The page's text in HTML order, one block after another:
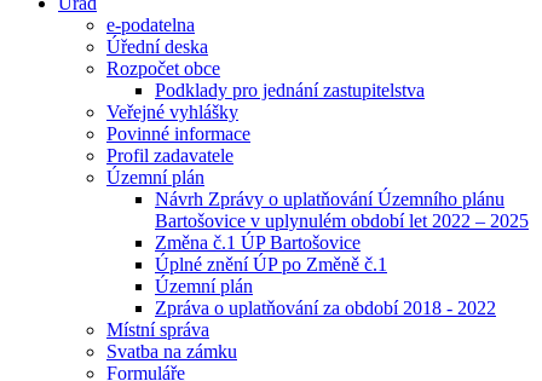
e-podatelna
Úřední deska
Rozpočet obce
Podklady pro jednání zastupitelstva
Veřejné vyhlášky
Povinné informace
Profil zadavatele
Územní plán
Návrh Zprávy o uplatňování Územního plánu
Bartošovice v uplynulém období let 2022 – 2025
Změna č.1 ÚP Bartošovice
Úplné znění ÚP po Změně č.1
Územní plán
Zpráva o uplatňování za období 2018 - 2022
Místní správa
Svatba na zámku
Formuláře